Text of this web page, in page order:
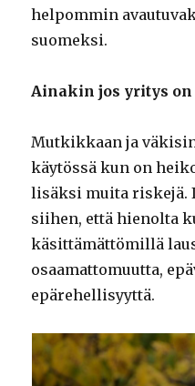
helpommin
suomeksi.
Ainakin jos yritys
Mutkikkaan ja
käytössä kun on
lisäksi muita riskejä.
siihen, että hienolta
käsittämättömillä
osaamattomuutta,
epärehellisyyttä.